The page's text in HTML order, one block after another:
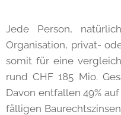
Jede Person,
Organisation, privat-
somit für eine
rund CHF 185 Mio.
Davon entfallen 49%
fälligen